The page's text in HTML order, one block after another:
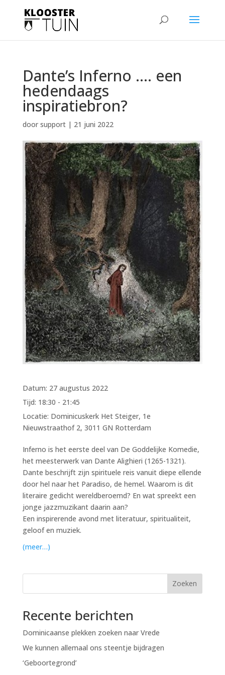
Dante’s Inferno …. een
hedendaags
inspiratiebron?
door support| 21 juni 2022
Datum: 27 augustus 2022
Tijd: 18:30 - 21:45
Locatie: Dominicuskerk Het Steiger, 1e
Nieuwstraathof 2, 3011 GN Rotterdam
Inferno is het eerste deel van De Goddelijke Komedie,
het meesterwerk van Dante Alighieri (1265-1321).
Dante beschrijft zijn spirituele reis vanuit diepe ellende
door hel naar het Paradiso, de hemel. Waarom is dit
literaire gedicht wereldberoemd? En wat spreekt een
jonge jazzmuzikant daarin aan?
Een inspirerende avond met literatuur, spiritualiteit,
geloof en muziek.
(meer…)
Zoeken
Recente berichten
Dominicaanse plekken zoeken naar Vrede
We kunnen allemaal ons steentje bijdragen
‘Geboortegrond’